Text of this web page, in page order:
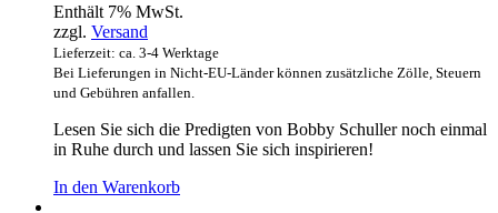
Enthält 7% MwSt.
zzgl. Versand
Lieferzeit: ca. 3-4 Werktage
Bei Lieferungen in Nicht-EU-Länder können zusätzliche Zölle, Steuern
und Gebühren anfallen.
Lesen Sie sich die Predigten von Bobby Schuller noch einmal
in Ruhe durch und lassen Sie sich inspirieren!
In den Warenkorb